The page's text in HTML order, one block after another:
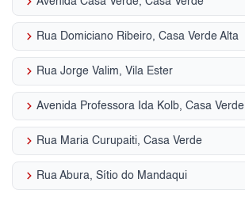
keyboard_arrow_right Rua Domiciano Ribeiro, Casa Verde Alta
keyboard_arrow_right Rua Jorge Valim, Vila Ester
keyboard_arrow_right Avenida Professora Ida Kolb, Casa Verde
keyboard_arrow_right Rua Maria Curupaiti, Casa Verde
keyboard_arrow_right Rua Abura, Sítio do Mandaqui